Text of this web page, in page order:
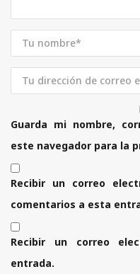
Guarda mi nombre,
este navegador para la
Recibir un correo
comentarios a esta
Recibir un correo
entrada.